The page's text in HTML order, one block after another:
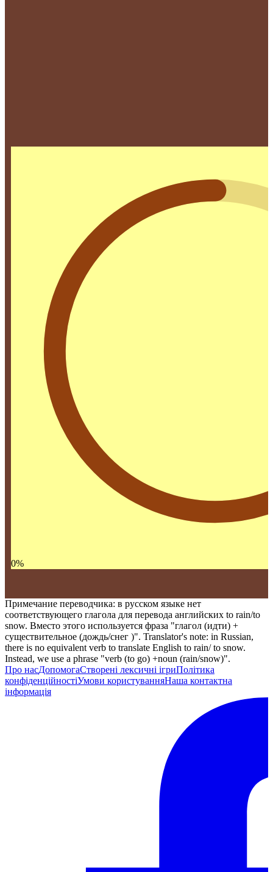
0%
Примечание переводчика: в русском языке нет
соответствующего глагола для перевода английских to rain/to
snow. Вместо этого используется фраза "глагол (идти) +
существительное (дождь/снег )". Translator's note: in Russian,
there is no equivalent verb to translate English to rain/ to snow.
Instead, we use a phrase "verb (to go) +noun (rain/snow)".
Про насДопомогаСтворені лексичні ігриПолітика
конфіденційностіУмови користуванняНаша контактна
інформація